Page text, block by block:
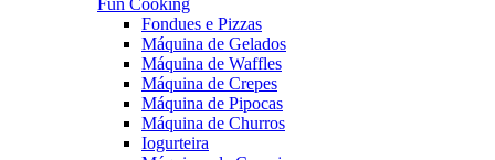
Fun Cooking
Fondues e Pizzas
Máquina de Gelados
Máquina de Waffles
Máquina de Crepes
Máquina de Pipocas
Máquina de Churros
Iogurteira